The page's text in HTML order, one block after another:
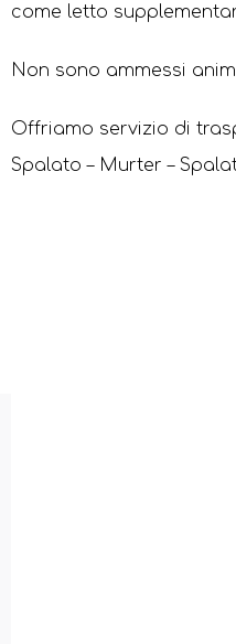
come letto
Non sono ammessi
Offriamo servizio di
Spalato – Murter –